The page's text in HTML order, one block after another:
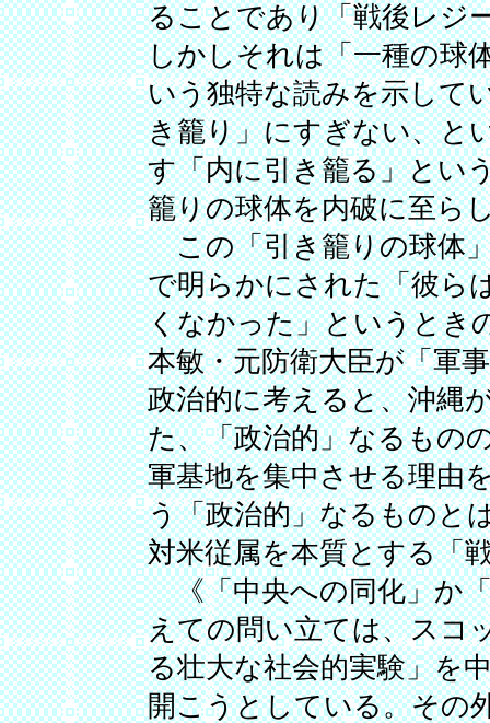
ることであり「戦後レジ
しかしそれは「一種の球
いう独特な読みを示して
き籠り」にすぎない、と
す「内に引き籠る」とい
籠りの球体を内破に至ら
この「引き籠りの球体
で明らかにされた「彼ら
くなかった」というとき
本敏・元防衛大臣が「軍
政治的に考えると、沖縄
た、「政治的」なるもの
軍基地を集中させる理由
う「政治的」なるものと
対米従属を本質とする「
《「中央への同化」か
えての問い立ては、スコ
る壮大な社会的実験」を
開こうとしている。その